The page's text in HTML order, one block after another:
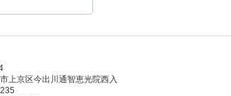
上京区今出川通智恵光院西入